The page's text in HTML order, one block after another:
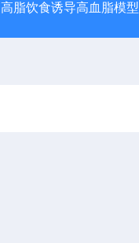
高脂饮食诱导高血脂模型